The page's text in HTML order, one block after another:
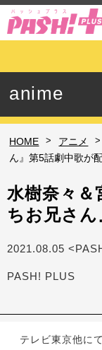
anime
HOME > アニメ >
ん』第5話劇中歌が
水樹奈々＆
ちお兄さ
2021.08.05
PASH! PLUS
テレビ東京他に